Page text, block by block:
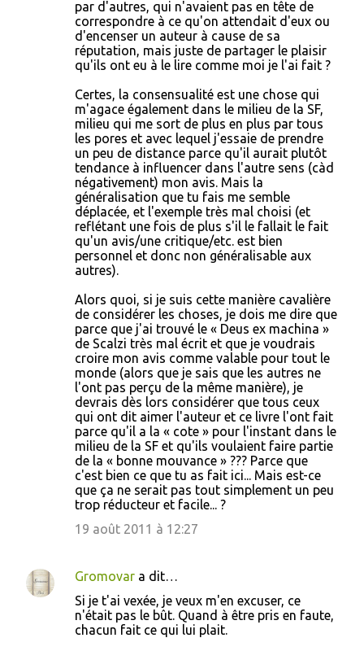
par d'autres, qui n'avaient pas en tête de
correspondre à ce qu'on attendait d'eux ou
d'encenser un auteur à cause de sa
réputation, mais juste de partager le plaisir
qu'ils ont eu à le lire comme moi je l'ai fait ?
Certes, la consensualité est une chose qui
m'agace également dans le milieu de la SF,
milieu qui me sort de plus en plus par tous
les pores et avec lequel j'essaie de prendre
un peu de distance parce qu'il aurait plutôt
tendance à influencer dans l'autre sens (càd
négativement) mon avis. Mais la
généralisation que tu fais me semble
déplacée, et l'exemple très mal choisi (et
reflétant une fois de plus s'il le fallait le fait
qu'un avis/une critique/etc. est bien
personnel et donc non généralisable aux
autres).
Alors quoi, si je suis cette manière cavalière
de considérer les choses, je dois me dire que
parce que j'ai trouvé le « Deus ex machina »
de Scalzi très mal écrit et que je voudrais
croire mon avis comme valable pour tout le
monde (alors que je sais que les autres ne
l'ont pas perçu de la même manière), je
devrais dès lors considérer que tous ceux
qui ont dit aimer l'auteur et ce livre l'ont fait
parce qu'il a la « cote » pour l'instant dans le
milieu de la SF et qu'ils voulaient faire partie
de la « bonne mouvance » ??? Parce que
c'est bien ce que tu as fait ici... Mais est-ce
que ça ne serait pas tout simplement un peu
trop réducteur et facile... ?
19 août 2011 à 12:27
Gromovar a dit…
Si je t'ai vexée, je veux m'en excuser, ce
n'était pas le bût. Quand à être pris en faute,
chacun fait ce qui lui plait.